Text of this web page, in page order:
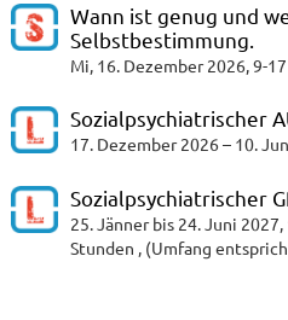
Wann ist genug und
Selbstbestimmung.
Mi, 16. Dezember 2026, 9-
Sozialpsychiatrischer
17. Dezember 2026 – 10.
Sozialpsychiatrischer
25. Jänner bis 24. Juni
Stunden , (Umfang